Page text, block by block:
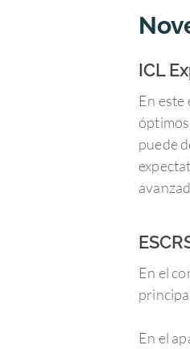
ICL
En
puede
En el
En el